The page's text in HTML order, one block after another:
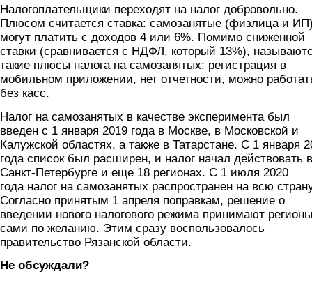
Налогоплательщики переходят на налог добровольно.
Плюсом считается ставка: самозанятые (физлица и
могут платить с доходов 4 или 6%. Помимо сниженной
ставки (сравнивается с НДФЛ, который 13%),
такие плюсы налога на самозанятых: регистрация в
мобильном приложении, нет отчетности, можно
без касс.
Налог на самозанятых в качестве эксперимента был
введен с 1 января 2019 года в Москве, в Московской и
Калужской областях, а также в Татарстане. С 1 января
года список был расширен, и налог начал действовать в
Санкт-Петербурге и еще 18 регионах. С 1 июля 2020
года налог на самозанятых распространен на всю
Согласно принятым 1 апреля поправкам, решение о
введении нового налогового режима принимают регионы
сами по желанию. Этим сразу воспользовалось
правительство Рязанской области.
Не обсуждали?